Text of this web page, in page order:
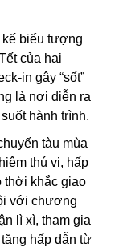
biểu tượng
của hai
in gây “sốt”
là nơi diễn ra
hành trình.
tàu mùa
thú vị, hấp
thời khắc giao
với chương
lì xì, tham gia
hấp dẫn từ